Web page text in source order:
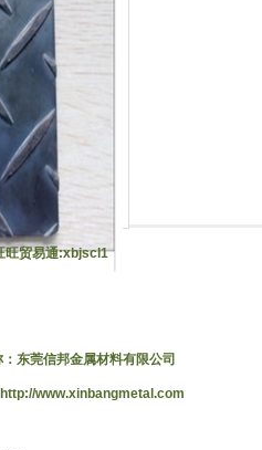
贸易通:xbjscl1
莞信邦金属材料有限公司
www.xinbangmetal.com